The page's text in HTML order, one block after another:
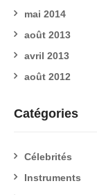
mai 2014
août 2013
avril 2013
août 2012
Catégories
Célebrités
Instruments